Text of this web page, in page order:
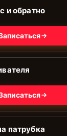
и обратно
патрубка